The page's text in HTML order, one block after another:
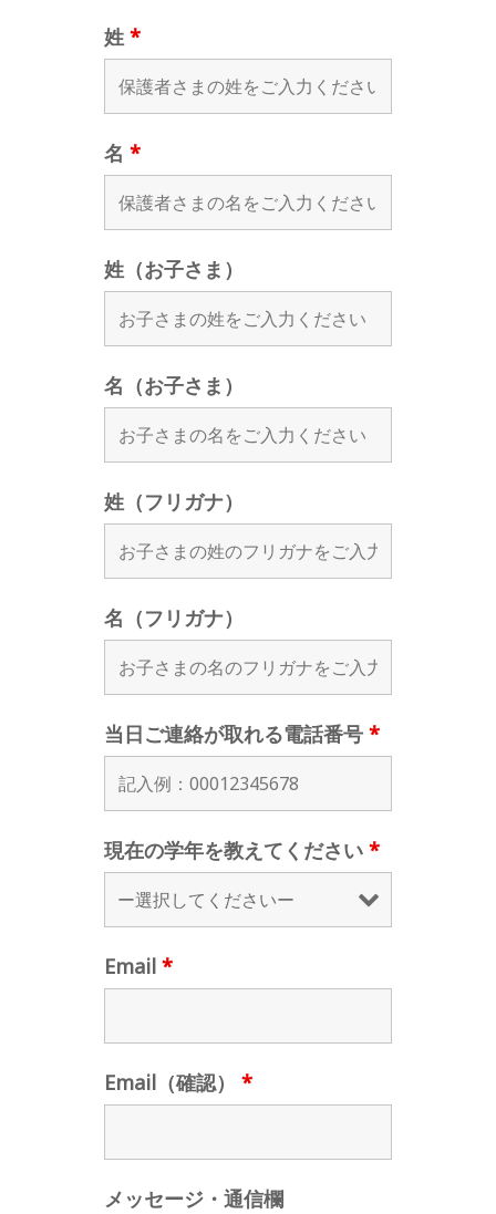
姓 *
名 *
姓（お子さま）
名（お子さま）
姓（フリガナ）
名（フリガナ）
当日ご連絡が取れる電話番号 *
現在の学年を教えてください *
Email *
Email（確認） *
メッセージ・通信欄